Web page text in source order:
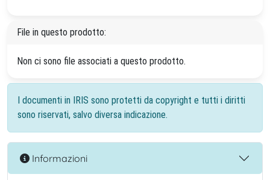
File in questo prodotto:
Non ci sono file associati a questo prodotto.
I documenti in IRIS sono protetti da copyright e tutti i diritti
sono riservati, salvo diversa indicazione.
Informazioni